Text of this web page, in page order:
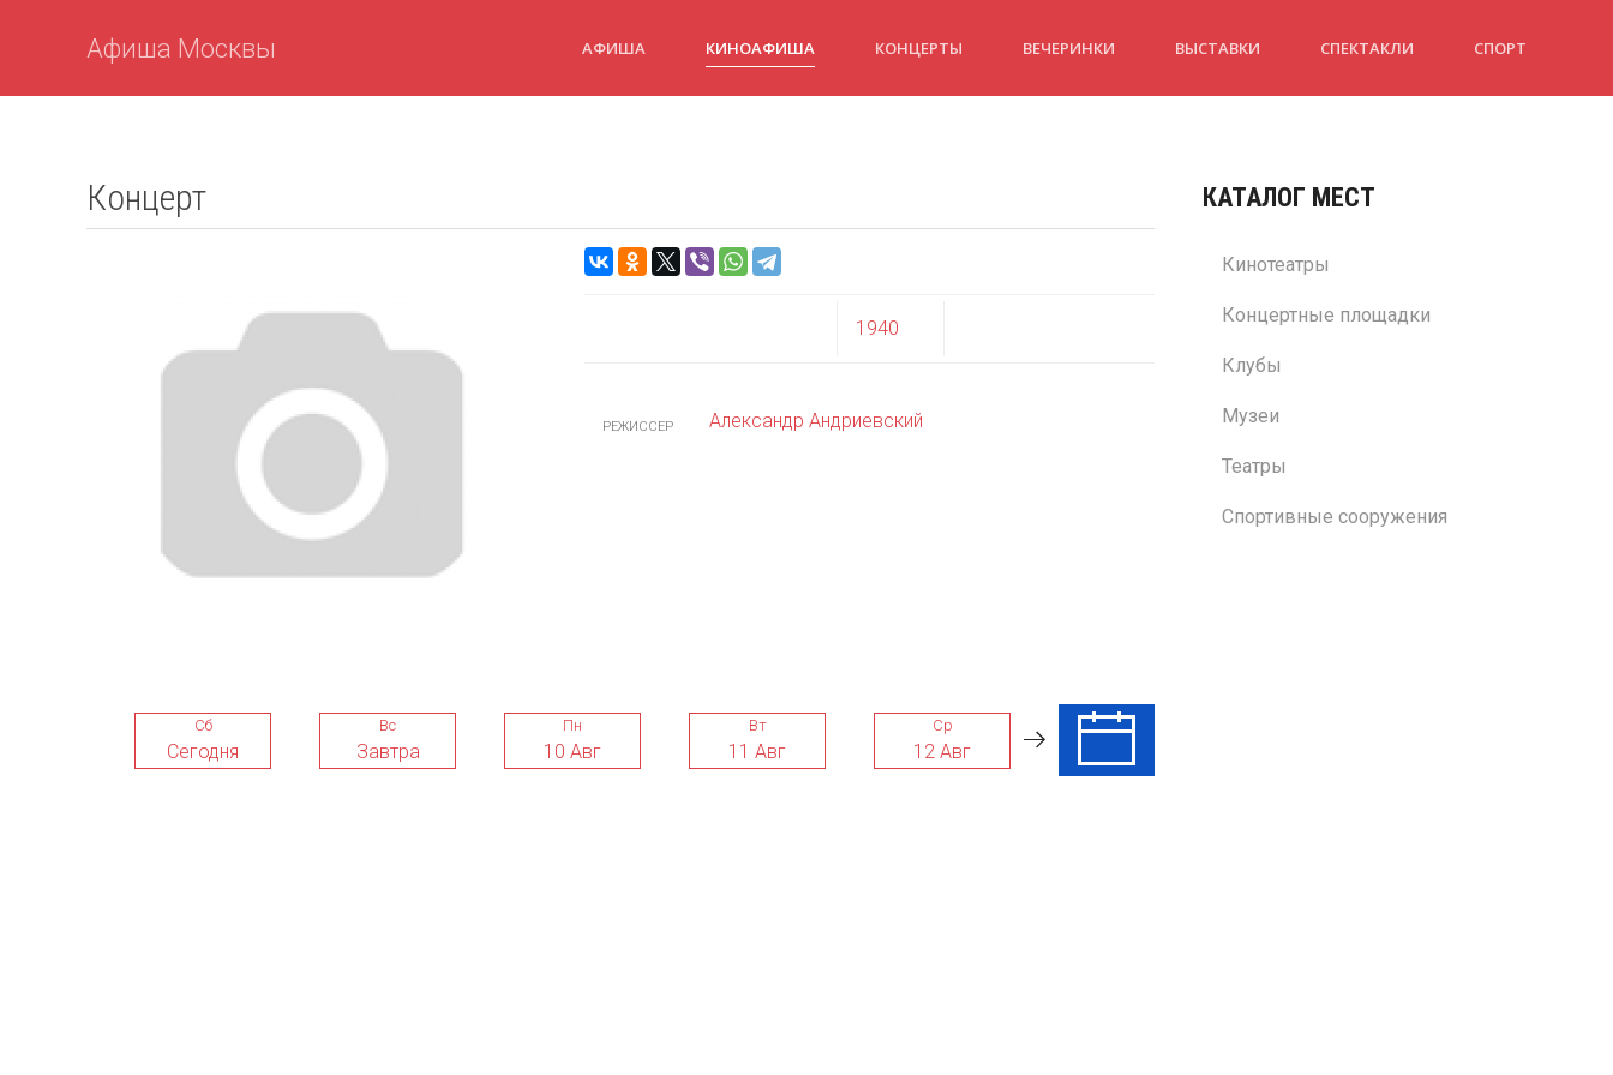
Афиша Москвы АФИША КИНОАФИША КОНЦЕРТЫ ВЕЧЕРИНКИ ВЫСТАВКИ СПЕКТАКЛИ СПОРТ
Концерт
1940
РЕЖИССЕР Александр Андриевский
Сб
Сегодня
Вс
Завтра
Пн
10 Авг
Вт
11 Авг
Ср
12 Авг
Чт
КАТАЛОГ МЕСТ
Кинотеатры
Концертные площадки
Клубы
Музеи
Театры
Спортивные сооружения